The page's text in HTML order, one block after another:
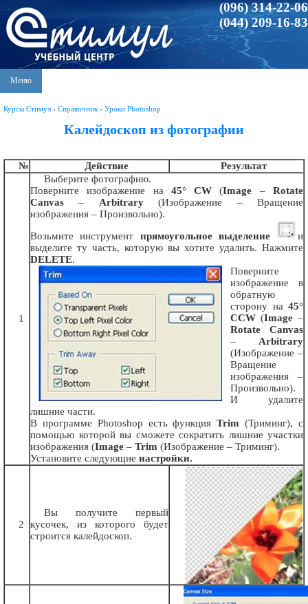
(096) 314-22-06
(044) 209-16-83
Меню
Курсы Стимул › Справочник › Уроки Photoshop
Калейдоскоп из фотографии
№ Действие Результат
1
Выберите фотографию.
Поверните изображение на 45° CW (Image –Rotate
Canvas – Arbitrary(Изображение – Вращение
изображения – Произвольно).
Возьмите инструмент прямоугольное выделение
и
выделите ту часть, которую вы хотите удалить. Нажмите
DELETE.
Поверните
изображение в
обратную
сторону на 45°
CCW (Image –
Rotate Canvas
– Arbitrary
(Изображение –
Вращение
изображения –
Произвольно).
И удалите
лишние части.
В программе Photoshop есть функцияTrim(Триминг), с
помощью которой вы сможете сократить лишние участки
изображения (Image – Trim (Изображение – Триминг).
Установите следующие настройки.
2
Вы получите первый
кусочек, из которого будет
строится калейдоскоп.